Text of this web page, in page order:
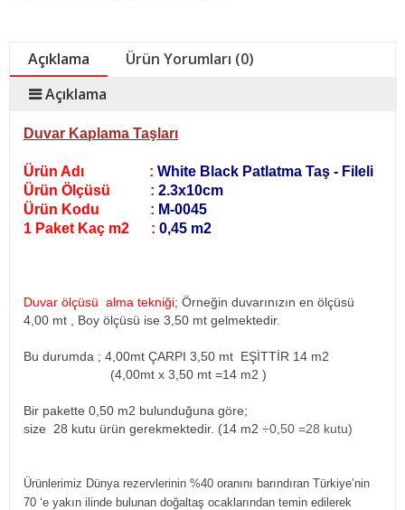
Açıklama
Ürün Yorumları (0)
Açıklama
Duvar Kaplama Taşları
Ürün Adı : White Black Patlatma Taş - Fileli
Ürün Ölçüsü : 2.3x10cm
Ürün Kodu : M-0045
1 Paket Kaç m2 : 0,45 m2
Duvar ölçüsü alma tekniği; Örneğin duvarınızın en ölçüsü
4,00 mt , Boy ölçüsü ise 3,50 mt gelmektedir.
Bu durumda ; 4,00mt ÇARPI 3,50 mt EŞİTTİR 14 m2
(4,00mt x 3,50 mt =14 m2 )
Bir pakette 0,50 m2 bulunduğuna göre;
size 28 kutu ürün gerekmektedir. (14 m2 ÷0,50 =28 kutu)
Ürünlerimiz Dünya rezervlerinin %40 oranını barındıran Türkiye’nin
70 ‘e yakın ilinde bulunan doğaltaş ocaklarından temin edilerek